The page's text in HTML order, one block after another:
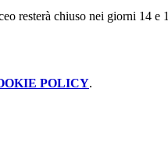
resterà chiuso nei giorni 14 e
POLICY.